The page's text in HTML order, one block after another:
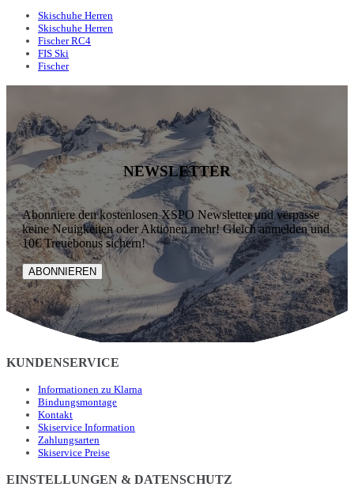
Skischuhe Herren
Skischuhe Herren
Fischer RC4
FIS Ski
Fischer
NEWSLETTER
Abonniere den kostenlosen XSPO Newsletter und verpasse
keine Neuigkeiten oder Aktionen mehr! Gleich anmelden und
10€ Treuebonus sichern!
ABONNIEREN
KUNDENSERVICE
Informationen zu Klarna
Bindungsmontage
Kontakt
Skiservice Information
Zahlungsarten
Skiservice Preise
EINSTELLUNGEN & DATENSCHUTZ